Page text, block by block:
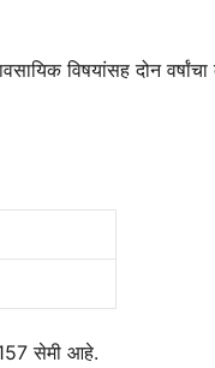
विषयांसह दोन वर्षांचा
सेमी आहे.